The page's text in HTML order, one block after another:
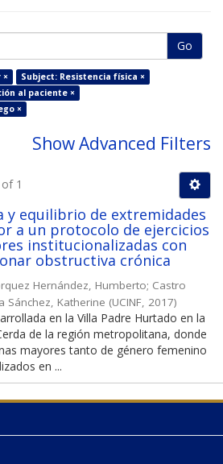
Go
×
Subject: Resistencia física ×
al paciente ×
×
Show Advanced Filters
1
y equilibrio de extremidades
a un protocolo de ejercicios
institucionalizadas con
obstructiva crónica
Hernández, Humberto; Castro
Sánchez, Katherine (UCINF, 2017)
en la Villa Padre Hurtado en la
de la región metropolitana, donde
mayores tanto de género femenino
en ...